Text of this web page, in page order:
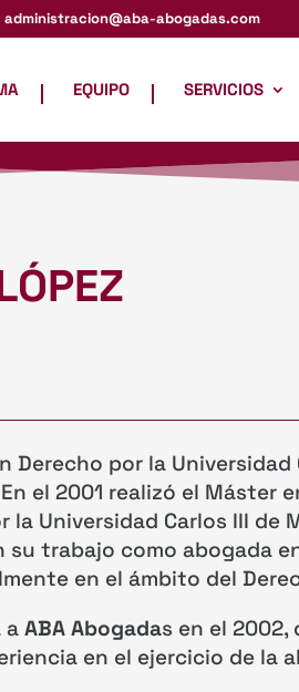
administracion@aba-abogadas.com
EQUIPO SERVICIOS
Derecho por la
el 2001 realizó el Máster
la Universidad Carlos III de
trabajo como abogada
en el ámbito del
aABA Abogadas en el
en el ejercicio de la